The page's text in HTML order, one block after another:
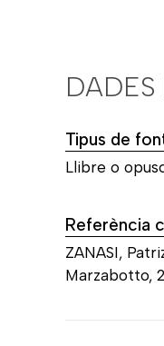
Tipus de
Llibre o
Referència
ZANASI,
Marzabotto,